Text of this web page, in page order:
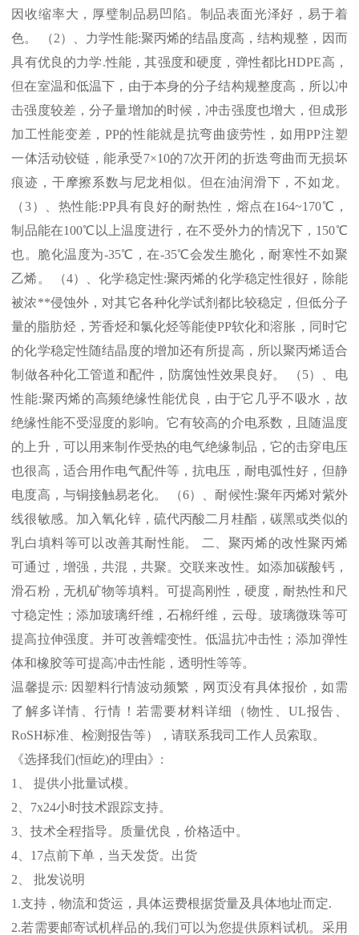
因收缩率大，厚璧制品易凹陷。制品表面光泽好，易于着
色。 （2）、力学性能:聚丙烯的结晶度高，结构规整，因而
具有优良的力学.性能，其强度和硬度，弹性都比HDPE高，
但在室温和低温下，由于本身的分子结构规整度高，所以冲
击强度较差，分子量增加的时候，冲击强度也增大，但成形
加工性能变差， PP的性能就是抗弯曲疲劳性，如用PP注塑
一体活动铰链，能承受7×10的7次开闭的折迭弯曲而无损坏
痕迹，干摩擦系数与尼龙相似。但在油润滑下，不如龙。
（3）、热性能:PP具有良好的耐热性，熔点在164~170℃ ，
制品能在100℃ 以上温度进行，在不受外力的情况下， 150℃
也。脆化温度为-35℃ ，在-35℃会发生脆化，耐寒性不如聚
乙烯。 （4）、化学稳定性:聚丙烯的化学稳定性很好，除能
被浓**侵蚀外，对其它各种化学试剂都比较稳定，但低分子
量的脂肪烃，芳香烃和氯化烃等能使PP软化和溶胀，同时它
的化学稳定性随结晶度的增加还有所提高，所以聚丙烯适合
制做各种化工管道和配件，防腐蚀性效果良好。 （5）、电
性能:聚丙烯的高频绝缘性能优良，由于它几乎不吸水，故
绝缘性能不受湿度的影响。它有较高的介电系数，且随温度
的上升，可以用来制作受热的电气绝缘制品，它的击穿电压
也很高，适合用作电气配件等，抗电压，耐电弧性好，但静
电度高，与铜接触易老化。 （6）、耐候性:聚年丙烯对紫外
线很敏感。加入氧化锌，硫代丙酸二月桂酯，碳黑或类似的
乳白填料等可以改善其耐性能。 二、聚丙烯的改性聚丙烯
可通过，增强，共混，共聚。交联来改性。如添加碳酸钙，
滑石粉，无机矿物等填料。可提高刚性，硬度，耐热性和尺
寸稳定性；添加玻璃纤维，石棉纤维，云母。玻璃微珠等可
提高拉伸强度。并可改善蠕变性。低温抗冲击性；添加弹性
体和橡胶等可提高冲击性能，透明性等等。
温馨提示: 因塑料行情波动频繁，网页没有具体报价，如需
了解多详情、行情！若需要材料详细（物性、 UL报告、
RoSH标准、检测报告等），请联系我司工作人员索取。
《选择我们(恒屹)的理由》 :
1
、 提供小批量试模。
2
7x24小时技术跟踪支持。
3 、技术全程指导。质量优良，价格适中。
4
17点前下单，当天发货。出货
2 、 批发说明
1.支持，物流和货运，具体运费根据货量及具体地址而定.
2.若需要邮寄试机样品的,我们可以为您提供原料试机。采用